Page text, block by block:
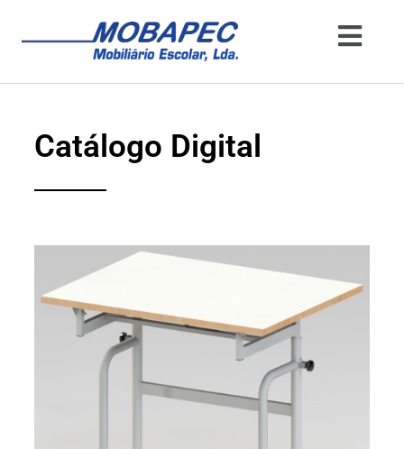
Catálogo Digital